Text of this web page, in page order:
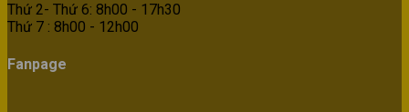
Thứ 2- Thứ 6: 8h00 - 17h30
Thứ 7 : 8h00 - 12h00
Fanpage